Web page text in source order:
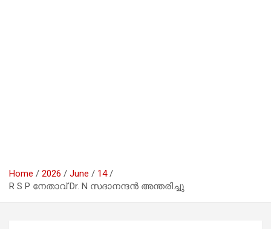
Home 2026 June
14
R S P നേതാവ് Dr. N സദാനന്ദൻ അന്തരിച്ചു